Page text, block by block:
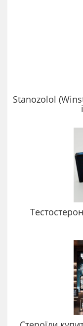
Stanozolol